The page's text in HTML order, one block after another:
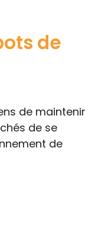
de
de maintenir
de se
de